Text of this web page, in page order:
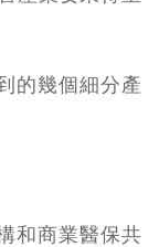
的幾個細分產
和商業醫保共